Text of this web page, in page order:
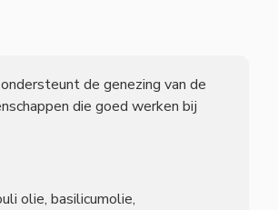
de genezing van de
die goed werken bij
olie, basilicumolie,